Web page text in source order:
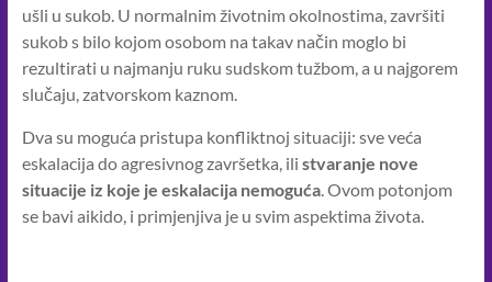
ušli u sukob. U normalnim životnim okolnostima, završiti
sukob s bilo kojom osobom na takav način moglo bi
rezultirati u najmanju ruku sudskom tužbom, a u najgorem
slučaju, zatvorskom kaznom.
Dva su moguća pristupa konfliktnoj situaciji: sve veća
eskalacija do agresivnog završetka, ili stvaranje nove
situacije iz koje je eskalacija nemoguća. Ovom potonjom
se bavi aikido, i primjenjiva je u svim aspektima života.